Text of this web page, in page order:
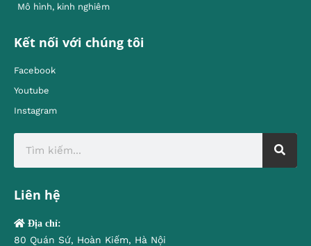
Mô hình, kinh nghiêm
Kết nối với chúng tôi
Facebook
Youtube
Instagram
Liên hệ
Địa chỉ:
80 Quán Sứ, Hoàn Kiếm, Hà Nội